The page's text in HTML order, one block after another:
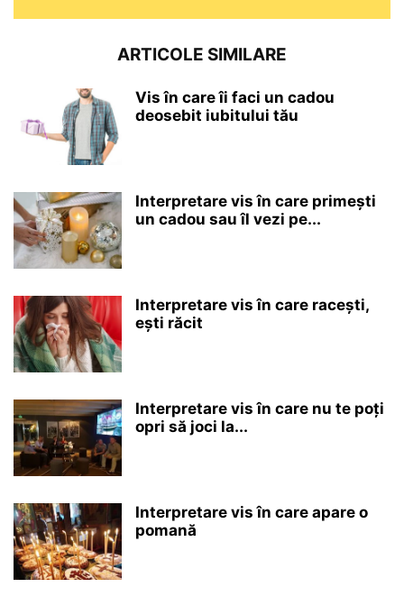
ARTICOLE SIMILARE
Vis în care îi faci un cadou
deosebit iubitului tău
Interpretare vis în care primești
un cadou sau îl vezi pe...
Interpretare vis în care racești,
ești răcit
Interpretare vis în care nu te poți
opri să joci la...
Interpretare vis în care apare o
pomană